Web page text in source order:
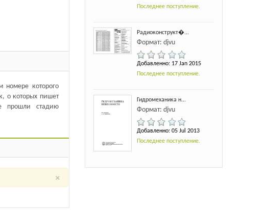
номере которого
о которых пишет
прошли стадию
×
Последнее поступление.
Радиоконструкт�...
Формат: djvu
Добавленно: 17 Jan 2015
Последнее поступление.
Гидромеханика н...
Формат: djvu
Добавленно: 05 Jul 2013
Последнее поступление.